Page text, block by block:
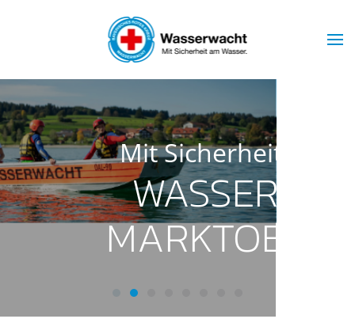
Skip to main content
Mit Sicherheit am Wasser
WASSERWACHT
MARKTOBERDORF